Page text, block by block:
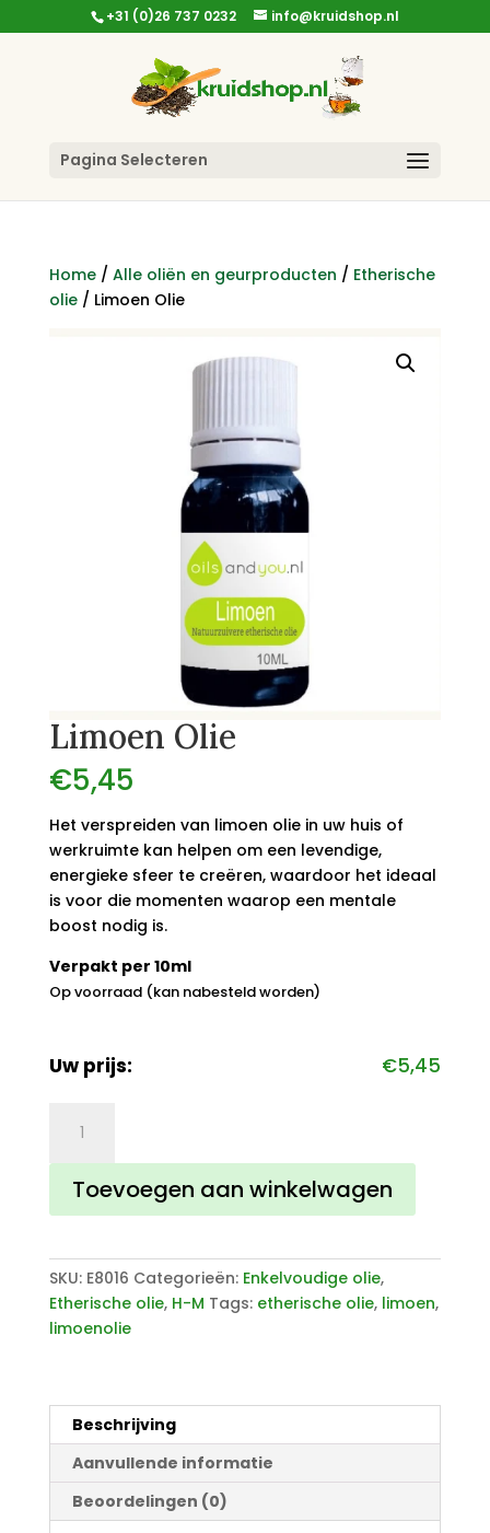
+31 (0)26 737 0232 info@kruidshop.nl
Pagina Selecteren
Home/ Alle oliën en geurproducten / Etherische
olie/ Limoen Olie
Limoen Olie
€5,45
Het verspreiden van limoen olie in uw huis of
werkruimte kan helpen om een levendige,
energieke sfeer te creëren, waardoor het ideaal
is voor die momenten waarop een mentale
boost nodig is.
Verpakt per 10ml
Op voorraad (kan nabesteld worden)
Uw prijs: €5,45
aantal
Toevoegen aan winkelwagen
SKU: E8016 Categorieën: Enkelvoudige olie,
Etherische olie, H-M Tags: etherische olie, limoen,
limoenolie
Beschrijving
Aanvullende informatie
Beoordelingen (0)